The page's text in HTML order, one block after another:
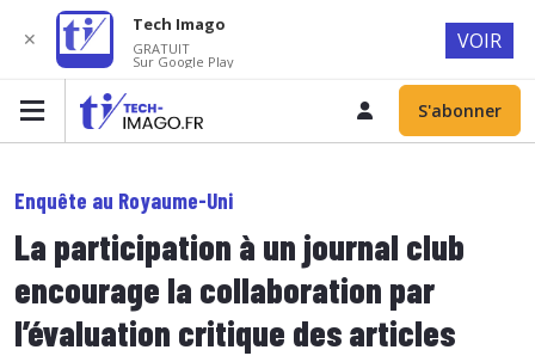
S'abonner
Enquête au Royaume-Uni
La participation à un journal club
encourage la collaboration par
l’évaluation critique des articles
✕
Tech Imago
GRATUIT
Sur Google Play
VOIR